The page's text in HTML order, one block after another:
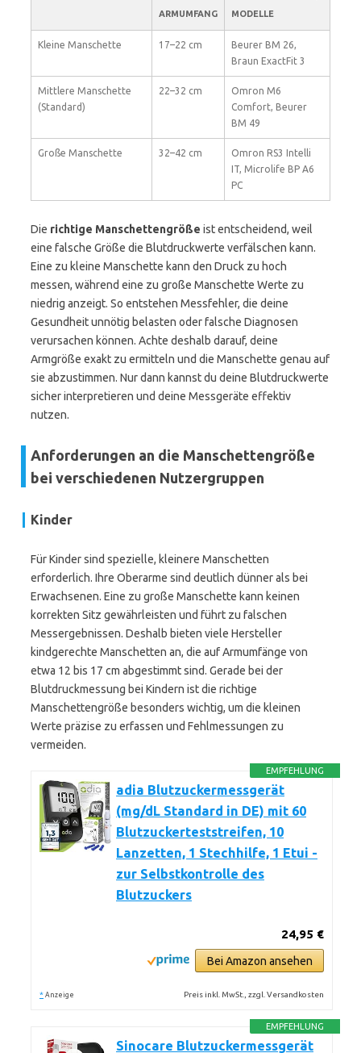
ARMUMFANG
MODELLE
Kleine Manschette 17–22 cm
Beurer BM 26,
Braun ExactFit 3
Mittlere Manschette
(Standard)
22–32 cm
Omron M6
Comfort, Beurer
BM 49
Große Manschette 32–42 cm
Omron RS3 Intelli
IT, Microlife BP A6
PC
Die richtige Manschettengröße ist entscheidend, weil
eine falsche Größe die Blutdruckwerte verfälschen kann.
Eine zu kleine Manschette kann den Druck zu hoch
messen, während eine zu große Manschette Werte zu
niedrig anzeigt. So entstehen Messfehler, die deine
Gesundheit unnötig belasten oder falsche Diagnosen
verursachen können. Achte deshalb darauf, deine
Armgröße exakt zu ermitteln und die Manschette genau auf
sie abzustimmen. Nur dann kannst du deine Blutdruckwerte
sicher interpretieren und deine Messgeräte effektiv
nutzen.
Anforderungen an die Manschettengröße
bei verschiedenen Nutzergruppen
Kinder
Für Kinder sind spezielle, kleinere Manschetten
erforderlich. Ihre Oberarme sind deutlich dünner als bei
Erwachsenen. Eine zu große Manschette kann keinen
korrekten Sitz gewährleisten und führt zu falschen
Messergebnissen. Deshalb bieten viele Hersteller
kindgerechte Manschetten an, die auf Armumfänge von
etwa 12 bis 17 cm abgestimmt sind. Gerade bei der
Blutdruckmessung bei Kindern ist die richtige
Manschettengröße besonders wichtig, um die kleinen
Werte präzise zu erfassen und Fehlmessungen zu
vermeiden.
EMPFEHLUNG
adia Blutzuckermessgerät
(mg/dL Standard in DE) mit 60
Blutzuckerteststreifen, 10
Lanzetten, 1 Stechhilfe, 1 Etui -
zur Selbstkontrolle des
Blutzuckers
24,95 €
Bei Amazon ansehen
* Anzeige Preis inkl. MwSt., zzgl. Versandkosten
EMPFEHLUNG
Sinocare Blutzuckermessgerät